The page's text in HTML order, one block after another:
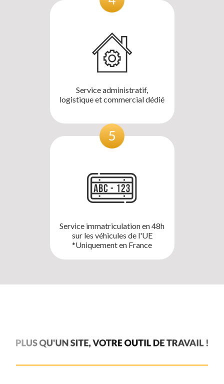
Service administratif,
logistique et commercial dédié
Service immatriculation en 48h
sur les véhicules de l'UE
*Uniquement en France